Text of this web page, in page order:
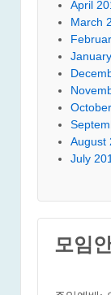
April
March
August
July
모임